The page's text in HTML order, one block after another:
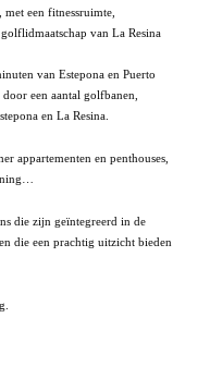
een fitnessruimte,
van La Resina
van Estepona en Puerto
een aantal golfbanen,
en La Resina.
appartementen en penthouses,
die zijn geïntegreerd in de
die een prachtig uitzicht bieden